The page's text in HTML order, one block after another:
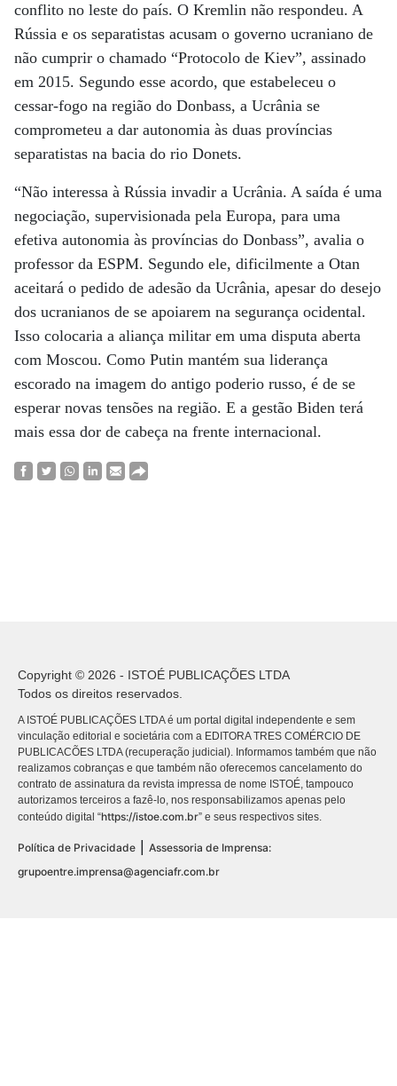
conflito no leste do país. O Kremlin não respondeu. A
Rússia e os separatistas acusam o governo ucraniano de
não cumprir o chamado “Protocolo de Kiev”, assinado
em 2015. Segundo esse acordo, que estabeleceu o
cessar-fogo na região do Donbass, a Ucrânia se
comprometeu a dar autonomia às duas províncias
separatistas na bacia do rio Donets.
“Não interessa à Rússia invadir a Ucrânia. A saída é uma
negociação, supervisionada pela Europa, para uma
efetiva autonomia às províncias do Donbass”, avalia o
professor da ESPM. Segundo ele, dificilmente a Otan
aceitará o pedido de adesão da Ucrânia, apesar do desejo
dos ucranianos de se apoiarem na segurança ocidental.
Isso colocaria a aliança militar em uma disputa aberta
com Moscou. Como Putin mantém sua liderança
escorado na imagem do antigo poderio russo, é de se
esperar novas tensões na região. E a gestão Biden terá
mais essa dor de cabeça na frente internacional.
Copyright © 2026 - ISTOÉ PUBLICAÇÕES LTDA
Todos os direitos reservados.
A ISTOÉ PUBLICAÇÕES LTDA é um portal digital independente e sem
vinculação editorial e societária com a EDITORA TRES COMÉRCIO DE
PUBLICACÕES LTDA (recuperação judicial). Informamos também que não
realizamos cobranças e que também não oferecemos cancelamento do
contrato de assinatura da revista impressa de nome ISTOÉ, tampouco
autorizamos terceiros a fazê-lo, nos responsabilizamos apenas pelo
conteúdo digital “https://istoe.com.br” e seus respectivos sites.
Política de Privacidade
Assessoria de Imprensa:
grupoentre.imprensa@agenciafr.com.br